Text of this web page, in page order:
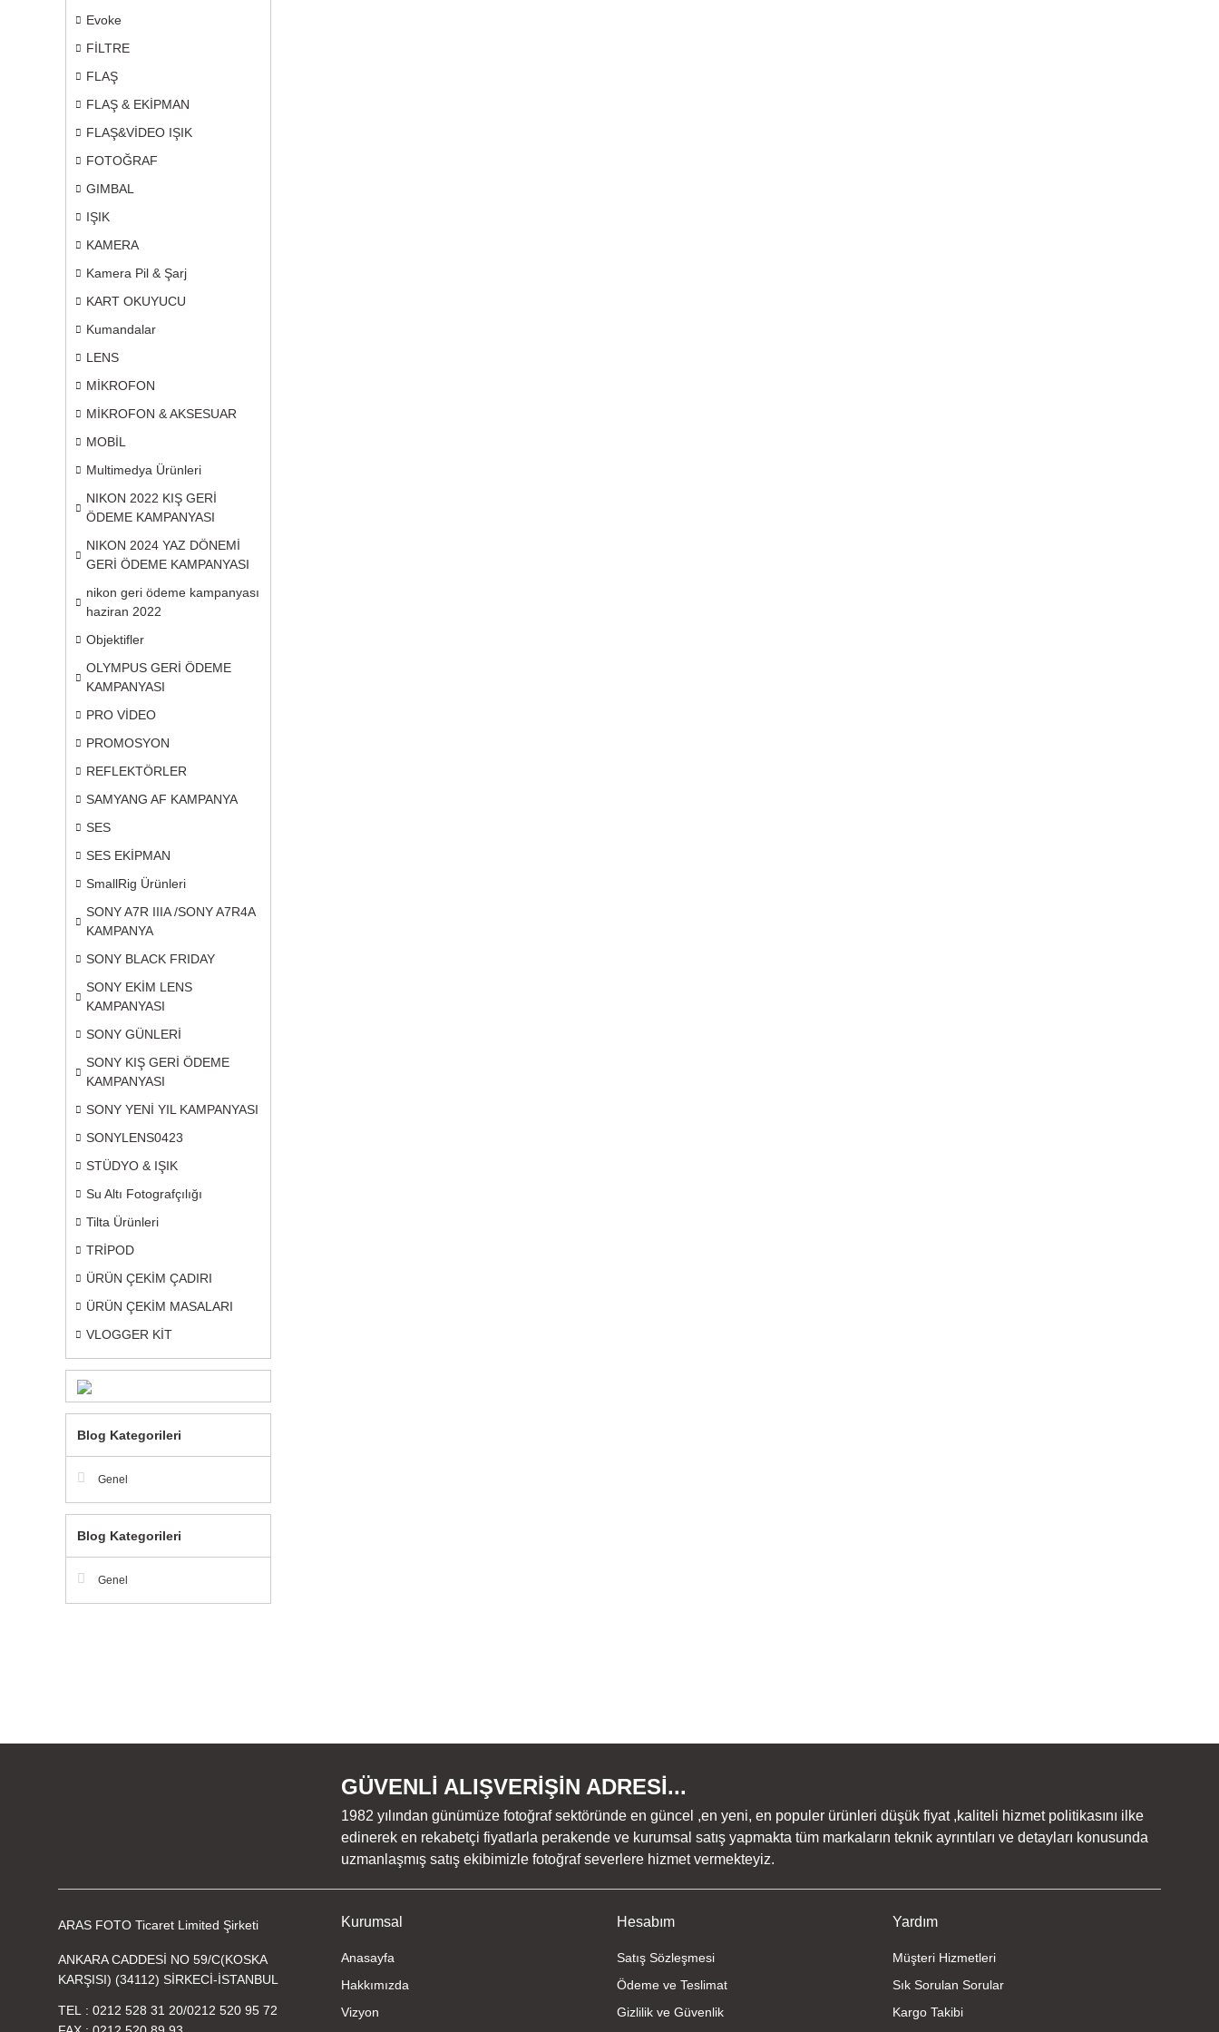
Evoke
FİLTRE
FLAŞ
FLAŞ & EKİPMAN
FLAŞ&VİDEO IŞIK
FOTOĞRAF
GIMBAL
IŞIK
KAMERA
Kamera Pil & Şarj
KART OKUYUCU
Kumandalar
LENS
MİKROFON
MİKROFON & AKSESUAR
MOBİL
Multimedya Ürünleri
NIKON 2022 KIŞ GERİ
ÖDEME KAMPANYASI
NIKON 2024 YAZ DÖNEMİ
GERİ ÖDEME KAMPANYASI
nikon geri ödeme kampanyası
haziran 2022
Objektifler
OLYMPUS GERİ ÖDEME
KAMPANYASI
PRO VİDEO
PROMOSYON
REFLEKTÖRLER
SAMYANG AF KAMPANYA
SES
SES EKİPMAN
SmallRig Ürünleri
SONY A7R IIIA /SONY A7R4A
KAMPANYA
SONY BLACK FRIDAY
SONY EKİM LENS
KAMPANYASI
SONY GÜNLERİ
SONY KIŞ GERİ ÖDEME
KAMPANYASI
SONY YENİ YIL KAMPANYASI
SONYLENS0423
STÜDYO & IŞIK
Su Altı Fotografçılığı
Tilta Ürünleri
TRİPOD
ÜRÜN ÇEKİM ÇADIRI
ÜRÜN ÇEKİM MASALARI
VLOGGER KİT
Blog Kategorileri
Genel
Blog Kategorileri
Genel
GÜVENLİ ALIŞVERİŞİN ADRESİ...
1982 yılından günümüze fotoğraf sektöründe en güncel ,en yeni, en populer ürünleri düşük fiyat ,kaliteli hizmet politikasını ilke
edinerek en rekabetçi fiyatlarla perakende ve kurumsal satış yapmakta tüm markaların teknik ayrıntıları ve detayları konusunda
uzmanlaşmış satış ekibimizle fotoğraf severlere hizmet vermekteyiz.
ARAS FOTO Ticaret Limited Şirketi
ANKARA CADDESİ NO 59/C(KOSKA
KARŞISI) (34112) SİRKECİ-İSTANBUL
TEL 0212 528 31 20/0212 520 95 72
Kurumsal
Anasayfa
Hakkımızda
Vizyon
Hesabım
Satış Sözleşmesi
Ödeme ve Teslimat
Gizlilik ve Güvenlik
Yardım
Müşteri Hizmetleri
Sık Sorulan Sorular
Kargo Takibi